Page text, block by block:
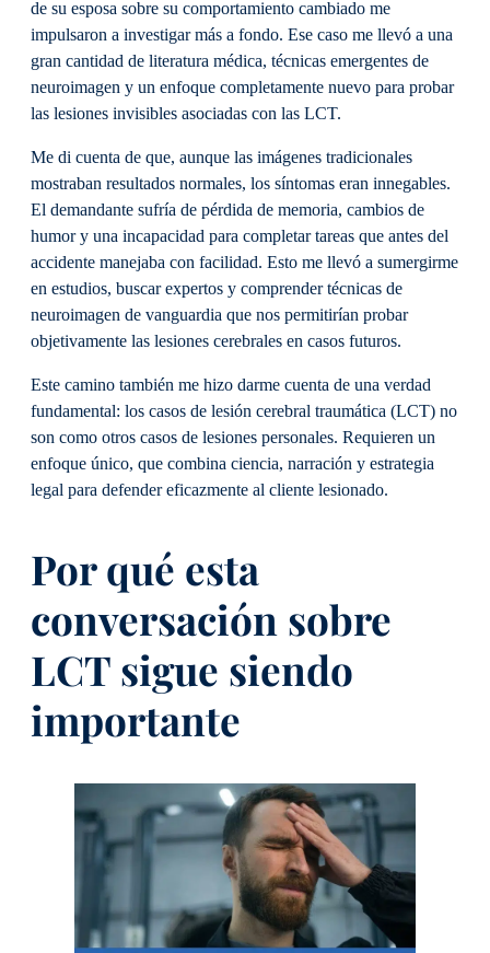
de su esposa sobre su comportamiento cambiado me
impulsaron a investigar más a fondo. Ese caso me llevó a una
gran cantidad de literatura médica, técnicas emergentes de
neuroimagen y un enfoque completamente nuevo para probar
las lesiones invisibles asociadas con las LCT.
Me di cuenta de que, aunque las imágenes tradicionales
mostraban resultados normales, los síntomas eran innegables.
El demandante sufría de pérdida de memoria, cambios de
humor y una incapacidad para completar tareas que antes del
accidente manejaba con facilidad. Esto me llevó a sumergirme
en estudios, buscar expertos y comprender técnicas de
neuroimagen de vanguardia que nos permitirían probar
objetivamente las lesiones cerebrales en casos futuros.
Este camino también me hizo darme cuenta de una verdad
fundamental: los casos de lesión cerebral traumática (LCT) no
son como otros casos de lesiones personales. Requieren un
enfoque único, que combina ciencia, narración y estrategia
legal para defender eficazmente al cliente lesionado.
Por qué esta
conversación sobre
LCT sigue siendo
importante